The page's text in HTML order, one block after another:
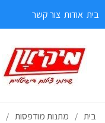
בית אודות צור קשר
בית / מתנות מודפסות /